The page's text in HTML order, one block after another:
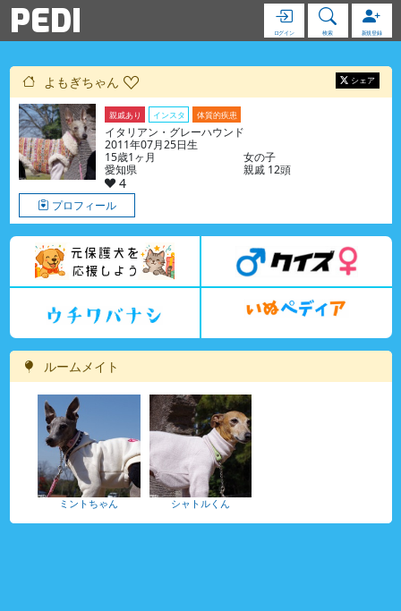
PEDI ログイン 検索 新規登録
よもぎちゃん シェア
親戚あり インスタ 体質的疾患
イタリアン・グレーハウンド
2011年07月25日生
15歳1ヶ月
女の子
愛知県
親戚 12頭
4
プロフィール
ルームメイト
ミントちゃん シャトルくん